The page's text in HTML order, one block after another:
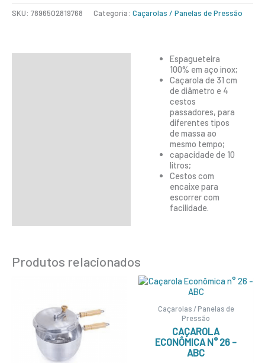
SKU: 7896502819768 Categoria: Caçarolas / Panelas de Pressão
Espagueteira
100% em aço inox;
Caçarola de 31 cm
de diâmetro e 4
cestos
passadores, para
diferentes tipos
de massa ao
mesmo tempo;
capacidade de 10
litros;
Cestos com
encaixe para
escorrer com
facilidade.
Produtos relacionados
Caçarolas / Panelas de
Pressão
CAÇAROLA
ECONÔMICA N° 26 –
ABC